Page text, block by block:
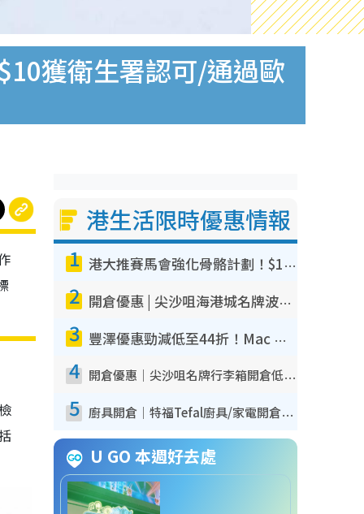
獲衛生署認可/通過歐
港生活限時優惠情報
1 港大推賽馬會強化骨骼計劃！$100骨質密度X光檢查 完成免費運動訓練送超市禮券！附參加資格
2 開倉優惠 | 尖沙咀海港城名牌波鞋開倉低至1折！On鞋$899起／Joy&Peace鞋履$98起
3 豐澤優惠勁減低至44折！Mac mini/iPhone17Pro大減價！廚房家電$220起
4 開倉優惠｜尖沙咀名牌行李箱開倉低至4折！一連5日 American Tourister/ace./Hallmark $200起！
5 廚具開倉｜特福Tefal廚具/家電開倉低至3折！$220起買平底鍋/炒鑊/湯煲！電飯煲/吸塵機/燙斗$418起
U GO 本週好去處